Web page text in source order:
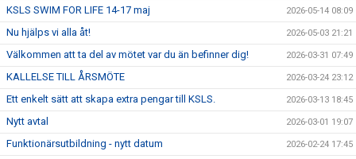
WALL OF MEMORIES
KSLS SWIM FOR LIFE 14-17 maj 2026-05-14 08:09
Nu hjälps vi alla åt! 2026-05-03 21:21
Välkommen att ta del av mötet var du än befinner dig! 2026-03-31 07:49
KALLELSE TILL ÅRSMÖTE 2026-03-24 23:12
Ett enkelt sätt att skapa extra pengar till KSLS. 2026-03-13 18:45
Nytt avtal 2026-03-01 19:07
Funktionärsutbildning - nytt datum 2026-02-24 17:45